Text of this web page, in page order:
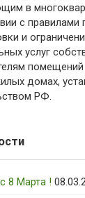
в
с правилами
и
услуг
домах,
РФ.
8 Марта !